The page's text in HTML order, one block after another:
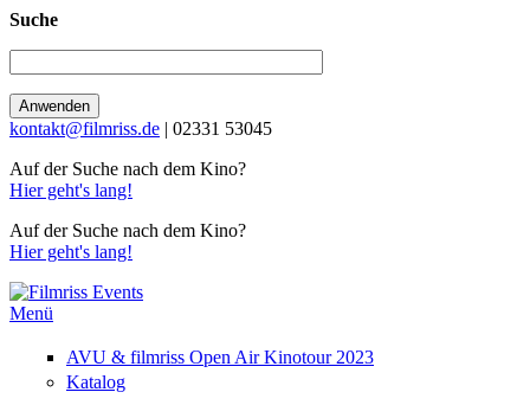
Suche
kontakt@filmriss.de | 02331 53045
Auf der Suche nach dem Kino?
Hier geht's lang!
Auf der Suche nach dem Kino?
Hier geht's lang!
Menü
AVU & filmriss Open Air Kinotour 2023
Katalog